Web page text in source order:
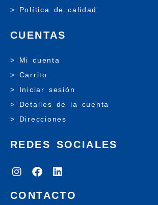
> Política de calidad
CUENTAS
> Mi cuenta
> Carrito
> Iniciar sesión
> Detalles de la cuenta
> Direcciones
REDES SOCIALES
CONTACTO